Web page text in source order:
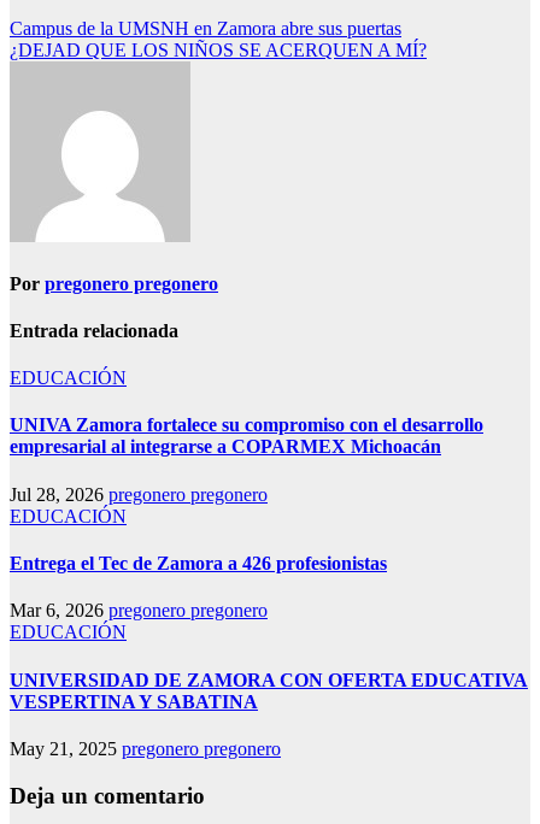
Navegación
de
Campus de la UMSNH en Zamora abre sus puertas
¿DEJAD QUE LOS NIÑOS SE ACERQUEN A MÍ?
Por pregonero pregonero
Entrada relacionada
EDUCACIÓN
UNIVA Zamora fortalece su compromiso con el desarrollo
empresarial al integrarse a COPARMEX Michoacán
Jul 28, 2026 pregonero pregonero
EDUCACIÓN
Entrega el Tec de Zamora a 426 profesionistas
Mar 6, 2026 pregonero pregonero
EDUCACIÓN
UNIVERSIDAD DE ZAMORA CON OFERTA EDUCATIVA
VESPERTINA Y SABATINA
May 21, 2025 pregonero pregonero
Deja un comentario